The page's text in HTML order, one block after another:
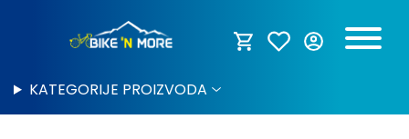
KATEGORIJE PROIZVODA